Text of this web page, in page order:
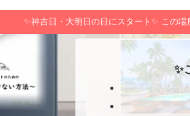
✨神吉日・大明日の日にスタート✨ この
✨